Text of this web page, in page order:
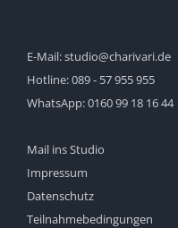
E-Mail:studio@charivari.de
Hotline:089 - 57 955 955
WhatsApp:0160 99 18 16 44
Mail ins Studio
Impressum
Datenschutz
Teilnahmebedingungen